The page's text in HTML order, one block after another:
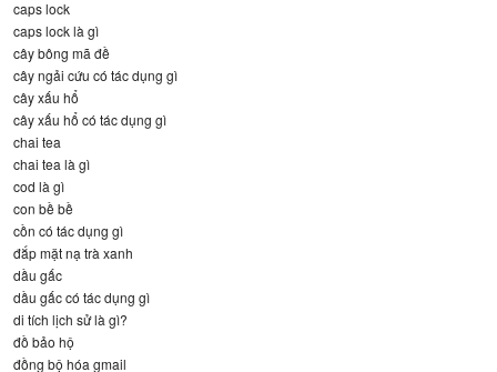
caps lock
caps lock là gì
cây bông mã đề
cây ngải cứu có tác dụng gì
cây xấu hổ
cây xấu hổ có tác dụng gì
chai tea
chai tea là gì
cod là gì
con bề bề
cồn có tác dụng gì
đắp mặt nạ trà xanh
dầu gấc
dầu gấc có tác dụng gì
di tích lịch sử là gì?
đồ bảo hộ
đồng bộ hóa gmail